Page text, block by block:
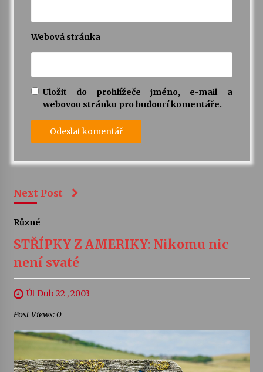
Webová stránka
Uložit do prohlížeče jméno, e-mail a
webovou stránku pro budoucí komentáře.
Next Post
Různé
STŘÍPKY Z AMERIKY: Nikomu nic
není svaté
Út Dub 22 , 2003
Post Views: 0